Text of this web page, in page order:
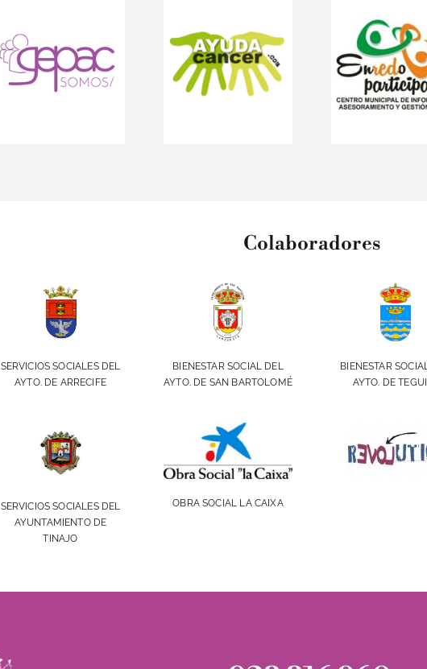
Colaboradores
SERVICIOS SOCIALES DEL
AYTO. DE ARRECIFE
BIENESTAR SOCIAL DEL
AYTO. DE SAN BARTOLOMÉ
BIENESTAR
AYTO. DE
SERVICIOS SOCIALES DEL
AYUNTAMIENTO DE
TINAJO
OBRA SOCIAL LA CAIXA